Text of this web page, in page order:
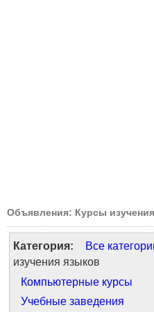
Объявления: Курсы
Категория: Все
изучения языков
Компьютерные курсы
Учебные заведения